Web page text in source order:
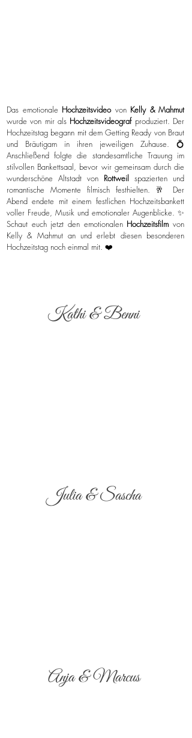
Das emotionale Hochzeitsvideovon Kelly & Mahmut
wurde von mir als Hochzeitsvideograf produziert. Der
Hochzeitstag begann mit dem Getting Ready von Braut
und Bräutigam in ihren jeweiligen Zuhause. 💍
Anschließend folgte die standesamtliche Trauung im
stilvollen Bankettsaal, bevor wir gemeinsam durch die
wunderschöne Altstadt von Rottweil spazierten und
romantische Momente filmisch festhielten. 🥂 Der
Abend endete mit einem festlichen Hochzeitsbankett
voller Freude, Musik und emotionaler Augenblicke. ✨
Schaut euch jetzt den emotionalen Hochzeitsfilmvon
Kelly & Mahmut an und erlebt diesen besonderen
Hochzeitstag noch einmal mit. ❤️
Kathi & Benni
Julia & Sascha
Anja & Marcus